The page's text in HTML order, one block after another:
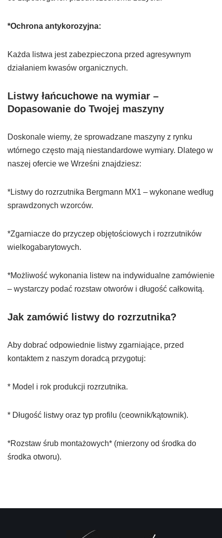
*Ochrona antykorozyjna:
Każda listwa jest zabezpieczona przed agresywnym
działaniem kwasów organicznych.
Listwy łańcuchowe na wymiar –
Dopasowanie do Twojej maszyny
Doskonale wiemy, że sprowadzane maszyny z rynku
wtórnego często mają niestandardowe wymiary. Dlatego w
naszej ofercie we Wrześni znajdziesz:
*Listwy do rozrzutnika Bergmann MX1 – wykonane według
sprawdzonych wzorców.
*Zgarniacze do przyczep objętościowych i rozrzutników
wielkogabarytowych.
*Możliwość wykonania listew na indywidualne zamówienie
– wystarczy podać rozstaw otworów i długość całkowitą.
Jak zamówić listwy do rozrzutnika?
Aby dobrać odpowiednie listwy zgarniające, przed
kontaktem z naszym doradcą przygotuj:
* Model i rok produkcji rozrzutnika.
* Długość listwy oraz typ profilu (ceownik/kątownik).
*Rozstaw śrub montażowych* (mierzony od środka do
środka otworu).